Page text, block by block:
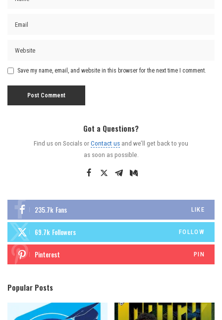
Save my name, email, and website in this browser for the next time I comment.
Got a Questions?
Find us on Socials orContact us and we’ll get back to you
as soon as possible.
235.7k Fans LIKE
69.7k Followers FOLLOW
Pinterest PIN
Popular Posts